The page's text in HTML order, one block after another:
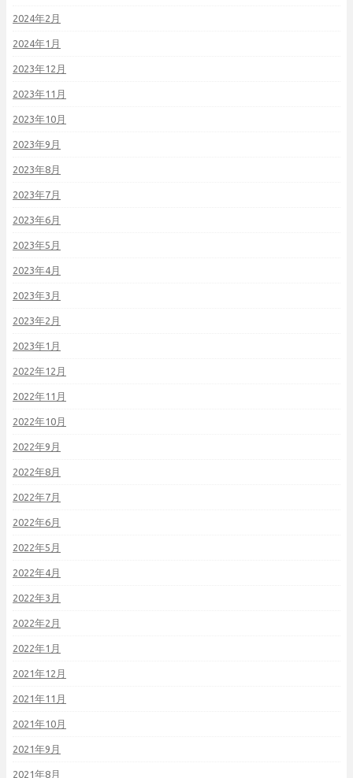
2024年2月
2024年1月
2023年12月
2023年11月
2023年10月
2023年9月
2023年8月
2023年7月
2023年6月
2023年5月
2023年4月
2023年3月
2023年2月
2023年1月
2022年12月
2022年11月
2022年10月
2022年9月
2022年8月
2022年7月
2022年6月
2022年5月
2022年4月
2022年3月
2022年2月
2022年1月
2021年12月
2021年11月
2021年10月
2021年9月
2021年8月